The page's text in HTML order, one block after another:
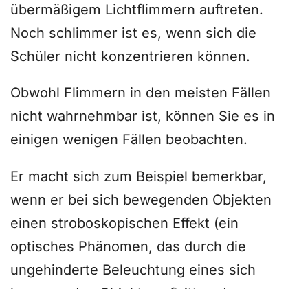
übermäßigem Lichtflimmern auftreten.
Noch schlimmer ist es, wenn sich die
Schüler nicht konzentrieren können.
Obwohl Flimmern in den meisten Fällen
nicht wahrnehmbar ist, können Sie es in
einigen wenigen Fällen beobachten.
Er macht sich zum Beispiel bemerkbar,
wenn er bei sich bewegenden Objekten
einen stroboskopischen Effekt (ein
optisches Phänomen, das durch die
ungehinderte Beleuchtung eines sich